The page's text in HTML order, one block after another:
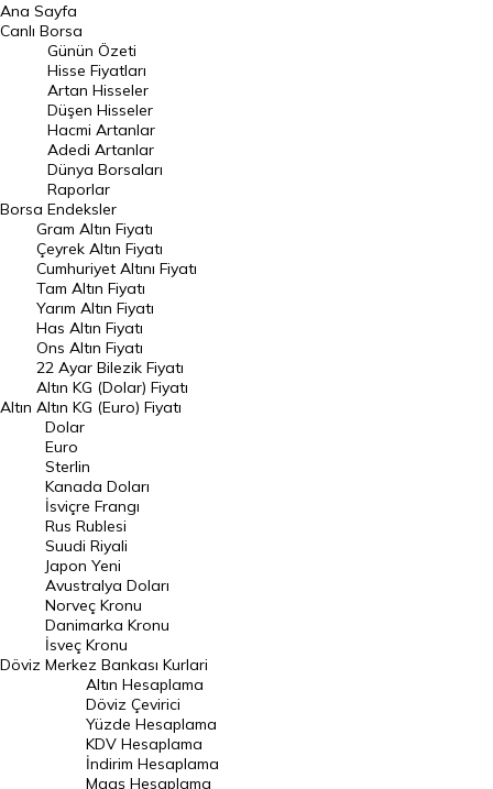
BIST 100 Hisseleri
En Çok Artan Hisseler
En Çok Düşen Hisseler
Hacmi Artanlar
Geçmiş Kapanışlar
Dünya Borsaları
Raporlar
Endeksler
DÖVİZ
Döviz Kuru
Dolar Kuru
Euro Kuru
Pound Kuru
Frank Kuru
Riyal Kuru
Avustralya Doları
Danimarka Kronu Kuru
Kanada Doları Kuru
Norveç Kronu Kuru
İsveç Kronu Kuru
Japon Yeni Kuru
Serbest Piyasa Döviz Kurları
Ana Sayfa
Canlı Borsa
Borsa
Günün Özeti
Hisse Fiyatları
Artan Hisseler
Düşen Hisseler
Hacmi Artanlar
Adedi Artanlar
Dünya Borsaları
Raporlar
Endeksler
Altın
Gram Altın Fiyatı
Çeyrek Altın Fiyatı
Cumhuriyet Altını Fiyatı
Tam Altın Fiyatı
Yarım Altın Fiyatı
Has Altın Fiyatı
Ons Altın Fiyatı
22 Ayar Bilezik Fiyatı
Altın KG (Dolar) Fiyatı
Altın KG (Euro) Fiyatı
Döviz
Dolar
Euro
Sterlin
Kanada Doları
İsviçre Frangı
Rus Rublesi
Suudi Riyali
Japon Yeni
Avustralya Doları
Norveç Kronu
Danimarka Kronu
İsveç Kronu
Merkez Bankası Kurlari
Altın Hesaplama
Döviz Çevirici
Yüzde Hesaplama
KDV Hesaplama
İndirim Hesaplama
Maaş Hesaplama